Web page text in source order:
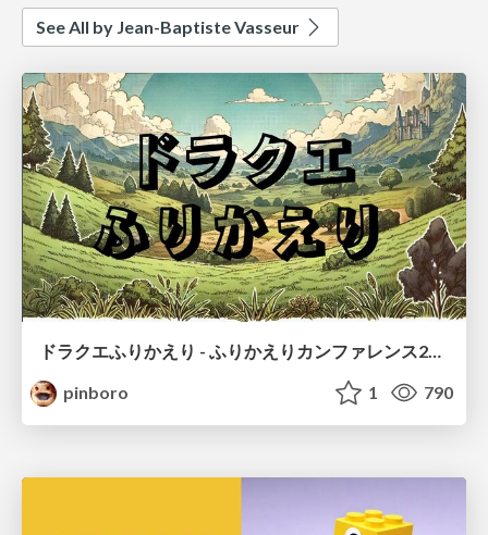
See All by Jean-Baptiste Vasseur
ドラクエふりかえり - ふりかえりカンファレンス2026
pinboro
1 790